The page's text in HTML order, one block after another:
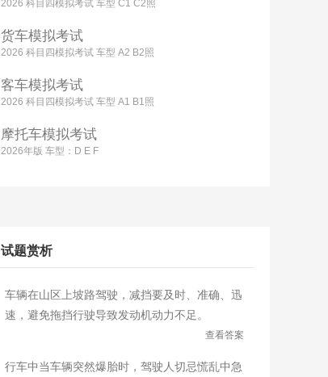
2026 科目四模拟考试 车型 C1 C2照
货车模拟考试
2026 科目四模拟考试 车型 A2 B2照
客车模拟考试
2026 科目四模拟考试 车型 A1 B1照
摩托车模拟考试
2026年版 车型：D E F
试题赏析
车辆在山区上坡路驾驶，减挡要及时、准确、迅
速，避免拖挡行驶导致发动机动力不足。
查看答案
行车中当车辆突然爆胎时，驾驶人切忌慌乱中急